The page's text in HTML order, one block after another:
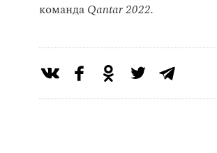
командаQantar 2022.